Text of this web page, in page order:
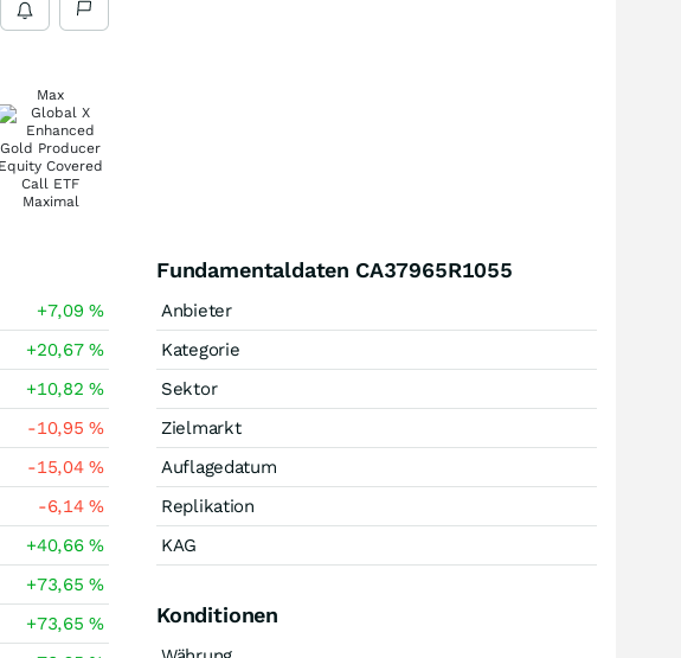
Max
+7,09%
+20,67%
+10,82%
-10,95%
-15,04%
-6,14%
+40,66%
+73,65%
+73,65%
Fundamentaldaten CA37965R1055
Anbieter
Kategorie
Sektor
Zielmarkt
Auflagedatum
Replikation
KAG
Konditionen